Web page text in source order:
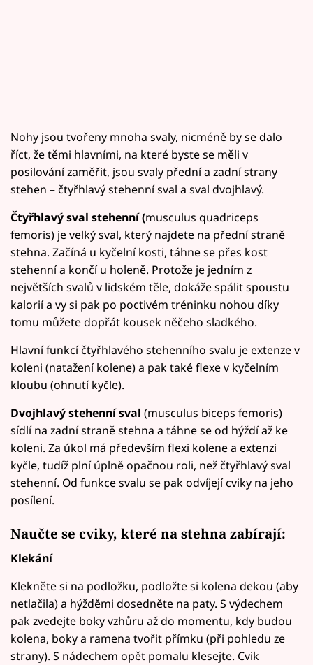
Nohy jsou tvořeny mnoha svaly, nicméně by se dalo
říct, že těmi hlavními, na které byste se měli v
posilování zaměřit, jsou svaly přední a zadní strany
stehen – čtyřhlavý stehenní sval a sval dvojhlavý.
Čtyřhlavý sval stehenní (musculus quadriceps
femoris) je velký sval, který najdete na přední straně
stehna. Začíná u kyčelní kosti, táhne se přes kost
stehenní a končí u holeně. Protože je jedním z
největších svalů v lidském těle, dokáže spálit spoustu
kalorií a vy si pak po poctivém tréninku nohou díky
tomu můžete dopřát kousek něčeho sladkého.
Hlavní funkcí čtyřhlavého stehenního svalu je extenze v
koleni (natažení kolene) a pak také flexe v kyčelním
kloubu (ohnutí kyčle).
Dvojhlavý stehenní sval (musculus biceps femoris)
sídlí na zadní straně stehna a táhne se od hýždí až ke
koleni. Za úkol má především flexi kolene a extenzi
kyčle, tudíž plní úplně opačnou roli, než čtyřhlavý sval
stehenní. Od funkce svalu se pak odvíjejí cviky na jeho
posílení.
Naučte se cviky, které na stehna zabírají:
Klekání
Klekněte si na podložku, podložte si kolena dekou (aby
netlačila) a hýžděmi dosedněte na paty. S výdechem
pak zvedejte boky vzhůru až do momentu, kdy budou
kolena, boky a ramena tvořit přímku (při pohledu ze
strany). S nádechem opět pomalu klesejte. Cvik